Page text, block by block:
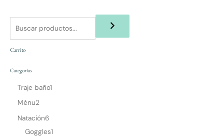
Carrito
Categorías
Traje baño1
Ménu2
Natación6
Goggles1